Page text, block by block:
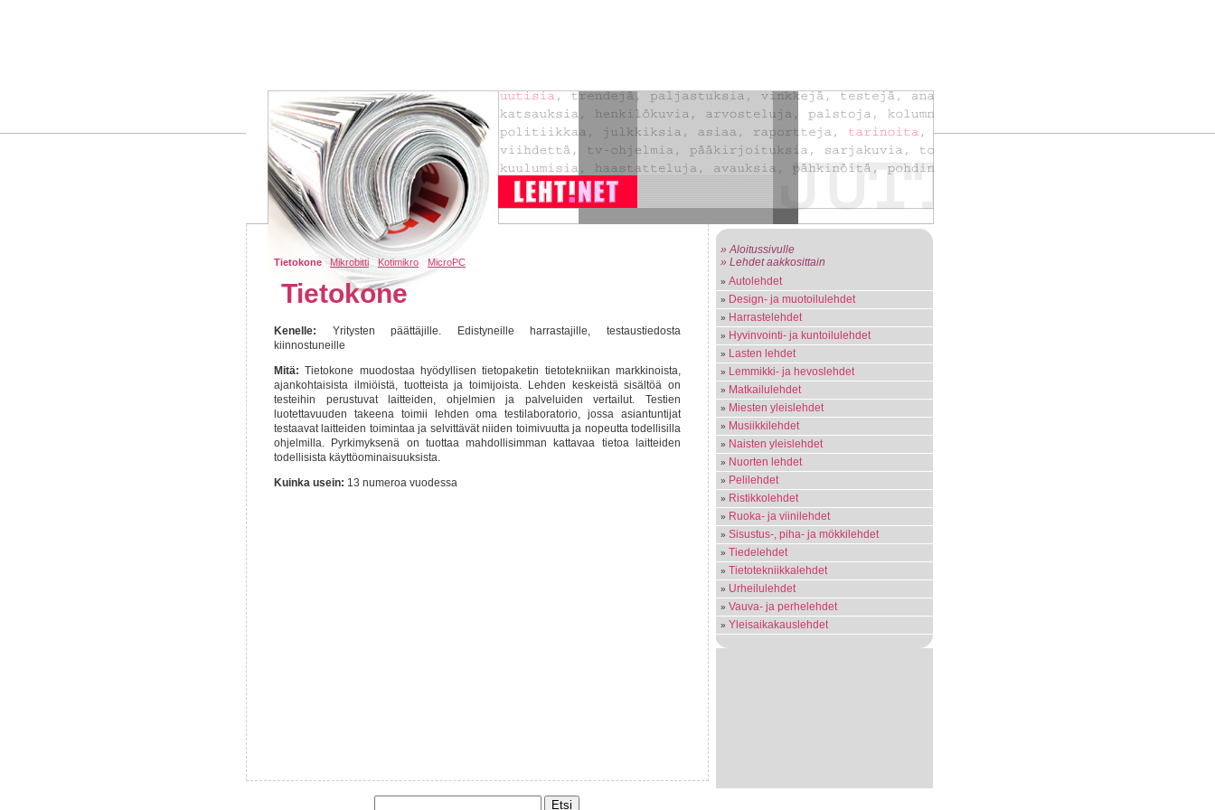
Tietokone Mikrobitti Kotimikro MicroPC
Tietokone
Kenelle: Yritysten päättäjille. Edistyneille harrastajille, testaustiedosta
kiinnostuneille
Mitä: Tietokone muodostaa hyödyllisen tietopaketin tietotekniikan markkinoista,
ajankohtaisista ilmiöistä, tuotteista ja toimijoista. Lehden keskeistä sisältöä on
testeihin perustuvat laitteiden, ohjelmien ja palveluiden vertailut. Testien
luotettavuuden takeena toimii lehden oma testilaboratorio, jossa asiantuntijat
testaavat laitteiden toimintaa ja selvittävät niiden toimivuutta ja nopeutta todellisilla
ohjelmilla. Pyrkimyksenä on tuottaa mahdollisimman kattavaa tietoa laitteiden
todellisista käyttöominaisuuksista.
Kuinka usein: 13 numeroa vuodessa
» Aloitussivulle
» Lehdet aakkosittain
Autolehdet
Design- ja muotoilulehdet
Harrastelehdet
Hyvinvointi- ja kuntoilulehdet
Lasten lehdet
Lemmikki- ja hevoslehdet
Matkailulehdet
Miesten yleislehdet
Musiikkilehdet
Naisten yleislehdet
Nuorten lehdet
Pelilehdet
Ristikkolehdet
Ruoka- ja viinilehdet
Sisustus-, piha- ja mökkilehdet
Tiedelehdet
Tietotekniikkalehdet
Urheilulehdet
Vauva- ja perhelehdet
Yleisaikakauslehdet